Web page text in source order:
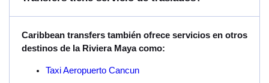
Caribbean transfers también ofrece servicios en otros
destinos de la Riviera Maya como:
Taxi Aeropuerto Cancun